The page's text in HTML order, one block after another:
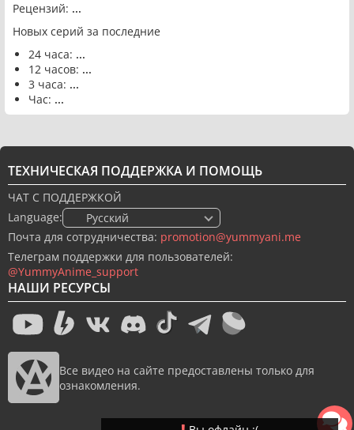
Рецензий: ...
Новых серий за последние
24 часа: ...
12 часов: ...
3 часа: ...
Час: ...
НАШИ РЕСУРСЫ
Все видео на сайте предоставлены только для
ознакомления.
ТЕХНИЧЕСКАЯ ПОДДЕРЖКА И ПОМОЩЬ
ЧАТ С ПОДДЕРЖКОЙ
Language:
🇷🇺 Русский
Почта для сотрудничества: promotion@yummyani.me
Телеграм поддержки для пользователей:
@YummyAnime_support